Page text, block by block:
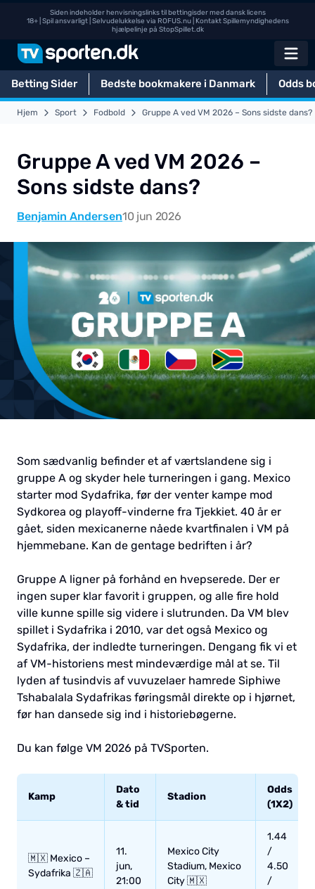
Siden indeholder henvisningslinks til bettingisder med dansk licens
18+ | Spil ansvarligt | Selvudelukkelse via ROFUS.nu| Kontakt Spillemyndighedens
hjælpelinje på StopSpillet.dk
Betting Sider Bedste bookmakere i Danmark Odds
Hjem Sport Fodbold Gruppe A ved VM 2026 – Sons sidste dans?
Gruppe A ved VM 2026 –
Sons sidste dans?
Benjamin Andersen10 jun 2026
Som sædvanlig befinder et af værtslandene sig i
gruppe A og skyder hele turneringen i gang. Mexico
starter mod Sydafrika, før der venter kampe mod
Sydkorea og playoff-vinderne fra Tjekkiet. 40 år er
gået, siden mexicanerne nåede kvartfinalen i VM på
hjemmebane. Kan de gentage bedriften i år?
Gruppe A ligner på forhånd en hvepserede. Der er
ingen super klar favorit i gruppen, og alle fire hold
ville kunne spille sig videre i slutrunden. Da VM blev
spillet i Sydafrika i 2010, var det også Mexico og
Sydafrika, der indledte turneringen. Dengang fik vi et
af VM-historiens mest mindeværdige mål at se. Til
lyden af tusindvis af vuvuzelaer hamrede Siphiwe
Tshabalala Sydafrikas føringsmål direkte op i hjørnet,
før han dansede sig ind i historiebøgerne.
Du kan følge VM 2026 på TVSporten.
Kamp
Dato
& tid
Stadion
Odds
(1X2)
🇲🇽 Mexico –
Sydafrika 🇿🇦
11.
jun,
21:00
Mexico City
Stadium, Mexico
City 🇲🇽
1.44
/
4.50
/